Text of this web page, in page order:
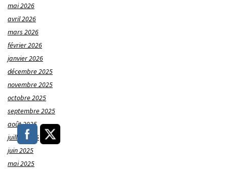
mai 2026
avril 2026
mars 2026
février 2026
janvier 2026
décembre 2025
novembre 2025
octobre 2025
septembre 2025
août 2025
juillet 2025
juin 2025
mai 2025